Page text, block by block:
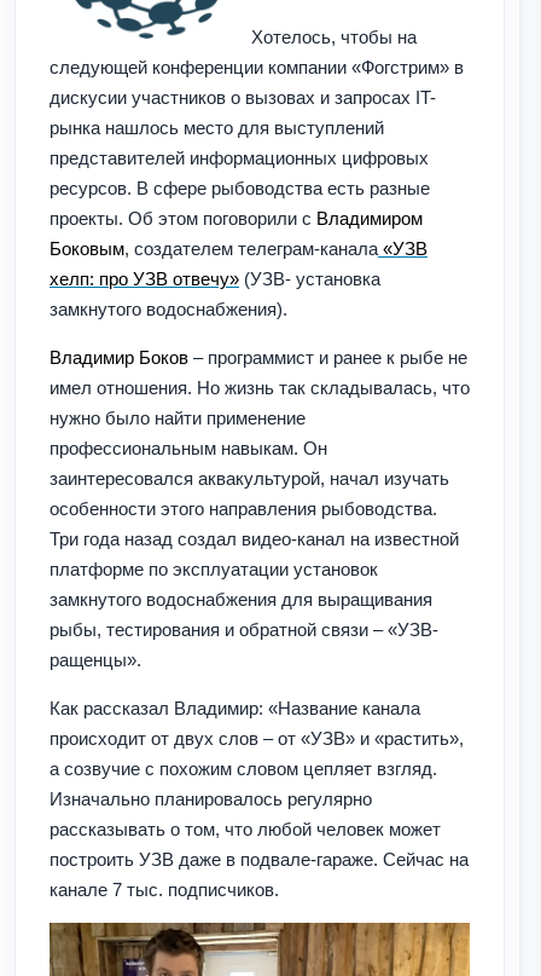
Хотелось, чтобы на
следующей конференции компании «Фогстрим» в
дискусии участников о вызовах и запросах IT-
рынка нашлось место для выступлений
представителей информационных цифровых
ресурсов. В сфере рыбоводства есть разные
проекты. Об этом поговорили с Владимиром
Боковым, создателем телеграм-канала «УЗВ
хелп: про УЗВ отвечу» (УЗВ- установка
замкнутого водоснабжения).
Владимир Боков – программист и ранее к рыбе не
имел отношения. Но жизнь так складывалась, что
нужно было найти применение
профессиональным навыкам. Он
заинтересовался аквакультурой, начал изучать
особенности этого направления рыбоводства.
Три года назад создал видео-канал на известной
платформе по эксплуатации установок
замкнутого водоснабжения для выращивания
рыбы, тестирования и обратной связи – «УЗВ-
ращенцы».
Как рассказал Владимир: «Название канала
происходит от двух слов – от «УЗВ» и «растить»,
а созвучие с похожим словом цепляет взгляд.
Изначально планировалось регулярно
рассказывать о том, что любой человек может
построить УЗВ даже в подвале-гараже. Сейчас на
канале 7 тыс. подписчиков.